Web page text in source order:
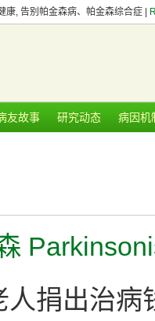
康, 告别帕金森病、帕金森综合症 |
友故事 研究动态 病因机
人捐出治病